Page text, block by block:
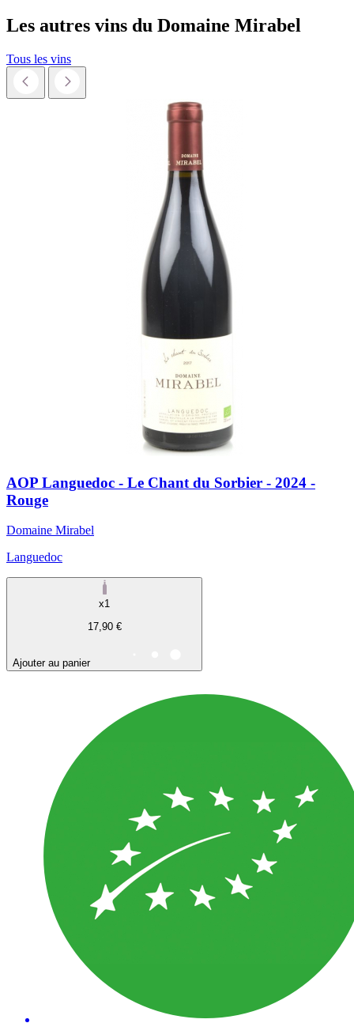
Les autres vins du Domaine Mirabel
Tous les vins
AOP Languedoc - Le Chant du Sorbier - 2024 -
Rouge
Domaine Mirabel
Languedoc
x1
17,90 €
Ajouter au panier